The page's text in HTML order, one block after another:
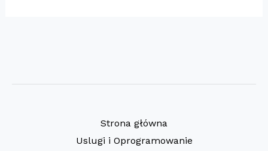
Strona główna
Uslugi i Oprogramowanie